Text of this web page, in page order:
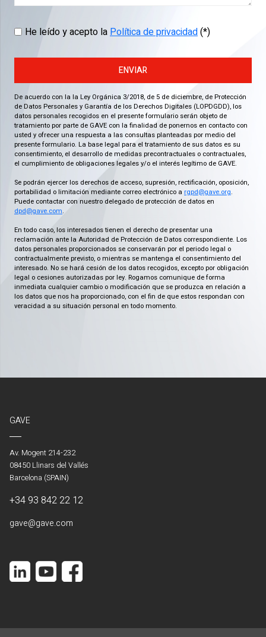
He leído y acepto laPolítica de privacidad(*)
ENVIAR
De acuerdo con la la Ley Orgánica 3/2018, de 5 de diciembre, de Protección
de Datos Personales y Garantía de los Derechos Digitales (LOPDGDD), los
datos personales recogidos en el presente formulario serán objeto de
tratamiento por parte de GAVE con la finalidad de ponernos en contacto con
usted y ofrecer una respuesta a las consultas planteadas por medio del
presente formulario. La base legal para el tratamiento de sus datos es su
consentimiento, el desarrollo de medidas precontractuales o contractuales,
el cumplimiento de obligaciones legales y/o el interés legítimo de GAVE.
Se podrán ejercer los derechos de acceso, supresión, rectificación, oposición,
portabilidad o limitación mediante correo electrónico a rgpd@gave.org.
Puede contactar con nuestro delegado de protección de datos en
dpd@gave.com.
En todo caso, los interesados tienen el derecho de presentar una
reclamación ante la Autoridad de Protección de Datos correspondiente. Los
datos personales proporcionados se conservarán por el periodo legal o
contractualmente previsto, o mientras se mantenga el consentimiento del
interesado. No se hará cesión de los datos recogidos, excepto por obligación
legal o cesiones autorizadas por ley. Rogamos comunique de forma
inmediata cualquier cambio o modificación que se produzca en relación a
los datos que nos ha proporcionado, con el fin de que estos respondan con
veracidad a su situación personal en todo momento.
GAVE
Av. Mogent 214-232
08450 Llinars del Vallés
Barcelona (SPAIN)
+34 93 842 22 12
gave@gave.com